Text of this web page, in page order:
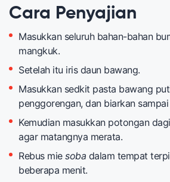
Cara Penyajian
Masukkan seluruh bahan-bahan
mangkuk.
Setelah itu iris daun bawang.
Masukkan sedkit pasta bawang
penggorengan, dan biarkan sampai
Kemudian masukkan potongan
agar matangnya merata.
Rebus mie soba dalam tempat
beberapa menit.